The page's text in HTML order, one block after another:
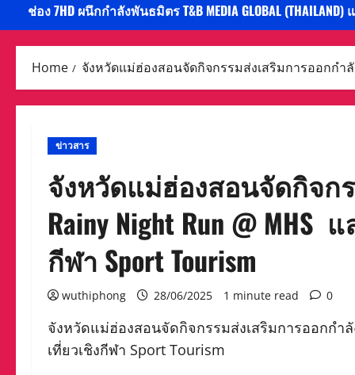
ช่อง 7HD ผนึกกำลังพันธมิตร T&B MEDIA GLOBAL
Home จังหวัดแม่ฮ่องสอนจัดกิจกรรมส่งเสริมการออกกำ
ข่าวสาร
จังหวัดแม่ฮ่องสอนจัดกิจก
Rainy Night Run @ MHS
กีฬา Sport Tourism
wuthiphong 28/06/2025 1 minute read 0
จังหวัดแม่ฮ่องสอนจัดกิจกรรมส่งเสริมการออกกำ
เที่ยวเชิงกีฬา Sport Tourism